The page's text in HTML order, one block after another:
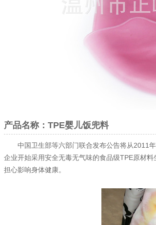
产品名称：TPE婴儿饭兜料
中国卫生部等六部门联合发布公告将从2011
企业开始采用安全无毒无气味的食品级TPE原材
担心影响身体健康。